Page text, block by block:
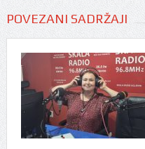
POVEZANI SADRŽAJI